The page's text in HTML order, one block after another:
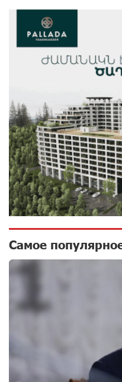
ЕАЭС со временем
это поймёт и
Если Израиль
ВТБ (Армения):
годовых и
Платформа
IDBank
Состоялось
Пашинян ты
Обновленный
Самое
1